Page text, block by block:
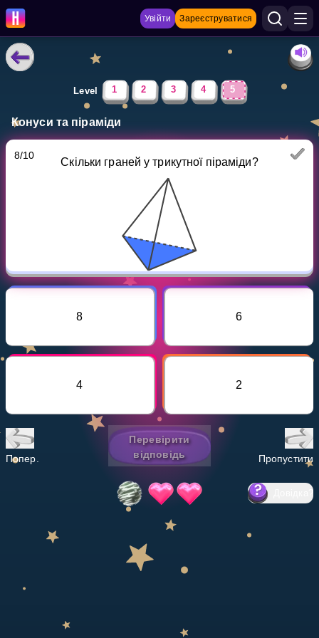
Увійти Зареєструватися
НАВЧАЛЬНІ МАТЕРІАЛИ
Curriculum
Multiplication Master
Показати більше
НАВЧАЛЬНИЙ ПЛАН
Level 1 2 3 4 5
Конуси та піраміди
8/10
Скільки граней у трикутної піраміди?
8 6
4 2
Попер.
Перевірити
відповідь
Пропустити
?